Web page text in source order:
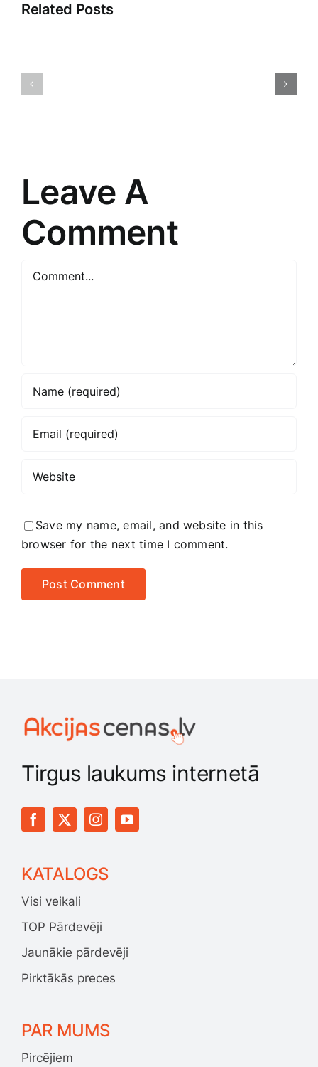
Related Posts
Leave A
Comment
Comment
Save my name, email, and website in this
browser for the next time I comment.
Tirgus laukums internetā
KATALOGS
Visi veikali
TOP Pārdevēji
Jaunākie pārdevēji
Pirktākās preces
PAR MUMS
Pircējiem